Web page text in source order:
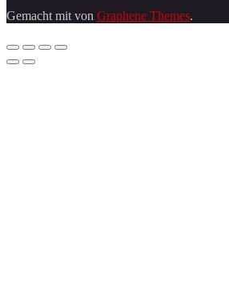
Gemacht mit von Graphene Themes.